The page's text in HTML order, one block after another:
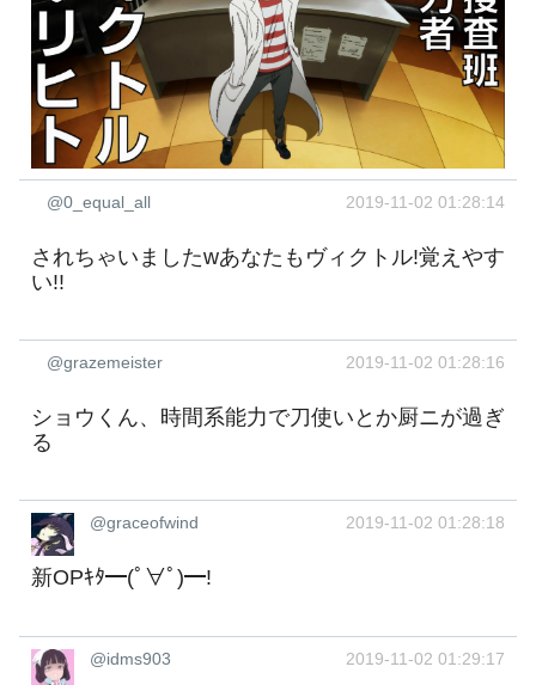
@0_equal_all 2019-11-02 01:28:14
されちゃいましたwあなたもヴィクトル!覚えやす
い!!
@grazemeister 2019-11-02 01:28:16
ショウくん、時間系能力で刀使いとか厨ニが過ぎ
る
@graceofwind 2019-11-02 01:28:18
新OPｷﾀ━(ﾟ∀ﾟ)━!
@idms903 2019-11-02 01:29:17